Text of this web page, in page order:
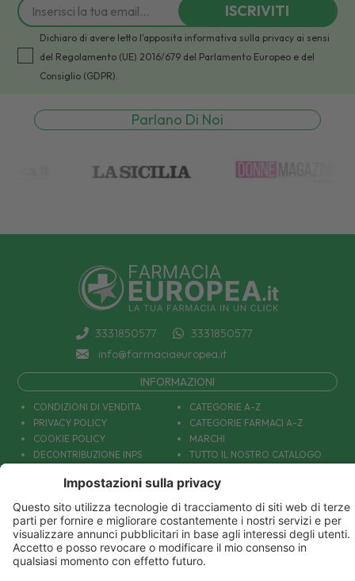
ISCRIVITI
Dichiaro di avere letto l'apposita informativa sulla privacy ai sensi
del Regolamento (UE) 2016/679 del Parlamento Europeo e del
Consiglio (GDPR).
Parlano Di Noi
3331850577
3331850577
info@farmaciaeuropea.it
INFORMAZIONI
CONDIZIONI DI VENDITA
PRIVACY POLICY
COOKIE POLICY
DECONTRIBUZIONE INPS
PAGAMENTI
COUPON E OFFERTE
PATOLOGIE: CAUSE E RIMEDI
CATEGORIE A-Z
CATEGORIE FARMACI A-Z
MARCHI
TUTTO IL NOSTRO CATALOGO
CONTATTACI
DIVENTIAMO AMICI!